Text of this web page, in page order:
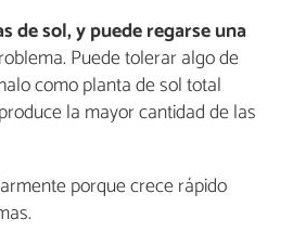
de sol, y puede regarse una
Puede tolerar algo de
como planta de sol total
la mayor cantidad de las
porque crece rápido